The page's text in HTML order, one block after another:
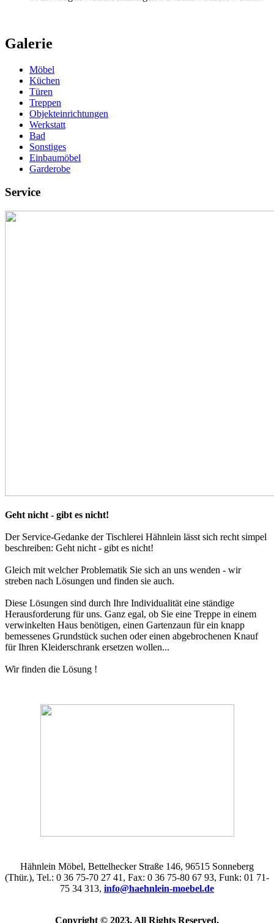
Galerie
Möbel
Küchen
Türen
Treppen
Objekteinrichtungen
Werkstatt
Bad
Sonstiges
Einbaumöbel
Garderobe
Service
Geht nicht - gibt es nicht!
Der Service-Gedanke der Tischlerei Hähnlein lässt sich recht simpel
beschreiben: Geht nicht - gibt es nicht!
Gleich mit welcher Problematik Sie sich an uns wenden - wir
streben nach Lösungen und finden sie auch.
Diese Lösungen sind durch Ihre Individualität eine ständige
Herausforderung für uns. Ganz egal, ob Sie eine Treppe in einem
verwinkelten Haus benötigen, einen Gartenzaun für ein knapp
bemessenes Grundstück suchen oder einen abgebrochenen Knauf
für Ihren Kleiderschrank ersetzen wollen...
Wir finden die Lösung !
Hähnlein Möbel, Bettelhecker Straße 146, 96515 Sonneberg
(Thür.), Tel.: 0 36 75-70 27 41, Fax: 0 36 75-80 67 93, Funk: 01 71-
75 34 313, info@haehnlein-moebel.de
Copyright © 2023. All Rights Reserved.